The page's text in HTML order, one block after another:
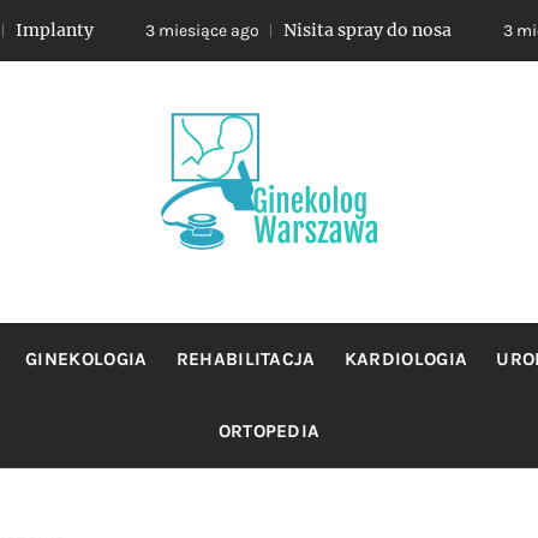
3 miesiące ago Nisita spray do nosa 3 miesiące ago
sie profilaktyka oraz leczeniem chorob
GINEKOLOGIA REHABILITACJA KARDIOLOGIA
ORTOPEDIA